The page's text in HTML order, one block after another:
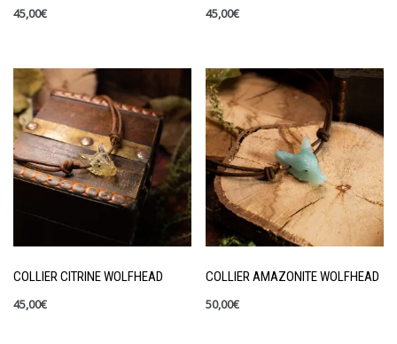
45,00€
45,00€
COLLIER CITRINE WOLFHEAD
45,00€
COLLIER AMAZONITE WOLFHEAD
50,00€